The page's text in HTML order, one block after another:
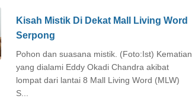
Kisah Mistik Di Dekat Mall Living Word
Serpong
Pohon dan suasana mistik. (Foto:Ist) Kematian
yang dialami Eddy Okadi Chandra akibat
lompat dari lantai 8 Mall Living Word (MLW)
S...